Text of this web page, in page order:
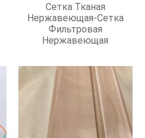
Сетка Тканая
Нержавеющая-Сетка
Фильтровая
Нержавеющая